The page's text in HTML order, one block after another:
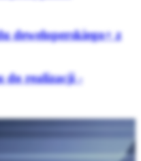
deweloperskiego+ z
do realizacji -